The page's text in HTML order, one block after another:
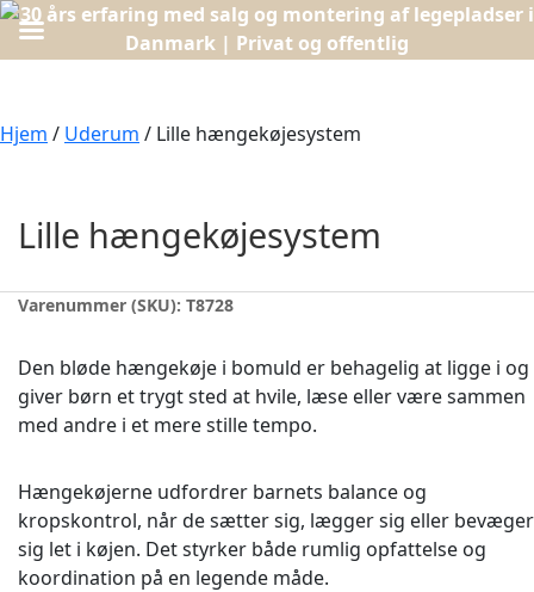
Hjem / Uderum / Lille hængekøjesystem
Lille hængekøjesystem
Varenummer (SKU): T8728
Den bløde hængekøje i bomuld er behagelig at ligge i og
giver børn et trygt sted at hvile, læse eller være sammen
med andre i et mere stille tempo.
Hængekøjerne udfordrer barnets balance og
kropskontrol, når de sætter sig, lægger sig eller bevæger
sig let i køjen. Det styrker både rumlig opfattelse og
koordination på en legende måde.